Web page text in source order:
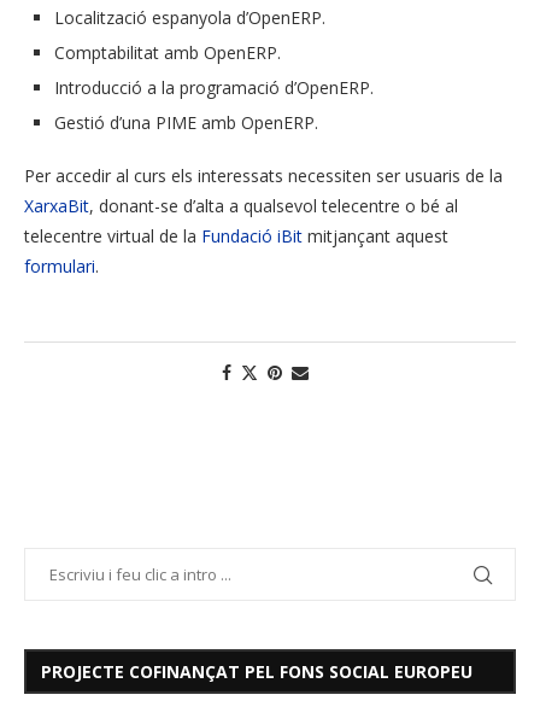
Localització espanyola d’OpenERP.
Comptabilitat amb OpenERP.
Introducció a la programació d’OpenERP.
Gestió d’una PIME amb OpenERP.
Per accedir al curs els interessats necessiten ser usuaris de la
XarxaBit, donant-se d’alta a qualsevol telecentre o bé al
telecentre virtual de la Fundació iBit mitjançant aquest
formulari.
PROJECTE COFINANÇAT PEL FONS SOCIAL EUROPEU